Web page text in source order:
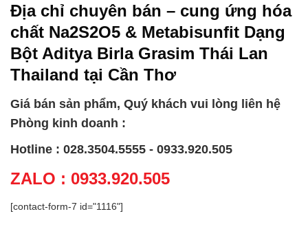
Địa chỉ chuyên bán – cung ứng hóa
chất Na2S2O5 & Metabisunfit Dạng
Bột Aditya Birla Grasim Thái Lan
Thailand tại Cần Thơ
Giá bán sản phẩm, Quý khách vui lòng liên hệ
Phòng kinh doanh :
Hotline : 028.3504.5555 - 0933.920.505
ZALO : 0933.920.505
[contact-form-7 id="1116"]